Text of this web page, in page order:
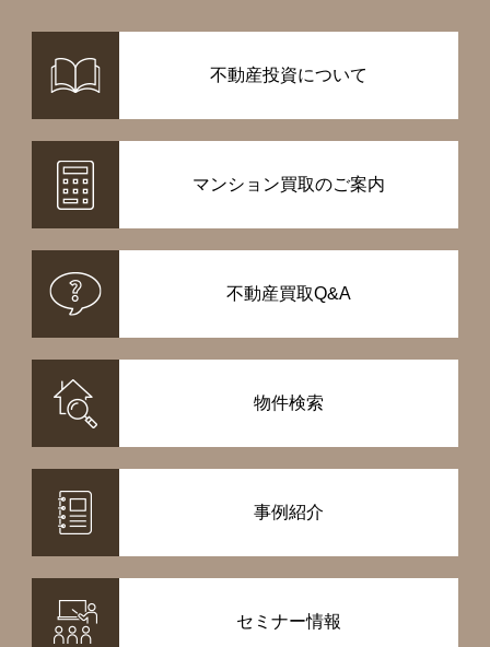
不動産投資について
マンション買取のご案内
不動産買取Q&A
物件検索
事例紹介
セミナー情報